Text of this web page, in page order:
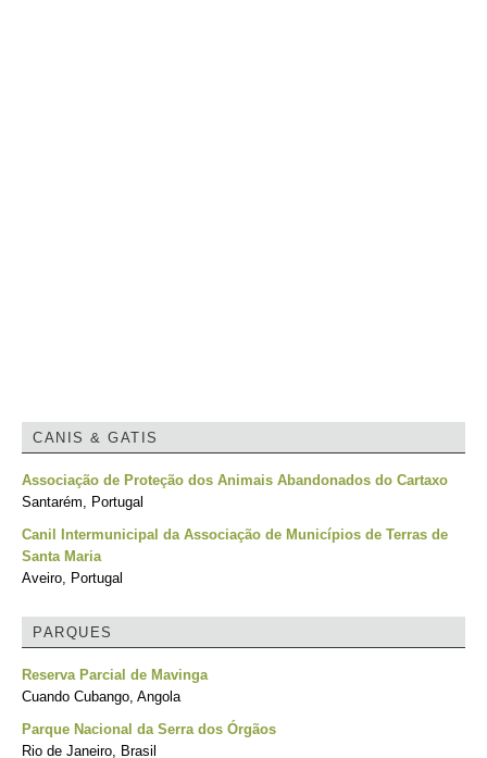
CANIS & GATIS
Associação de Proteção dos Animais Abandonados do Cartaxo
Santarém, Portugal
Canil Intermunicipal da Associação de Municípios de Terras de
Santa Maria
Aveiro, Portugal
PARQUES
Reserva Parcial de Mavinga
Cuando Cubango, Angola
Parque Nacional da Serra dos Órgãos
Rio de Janeiro, Brasil